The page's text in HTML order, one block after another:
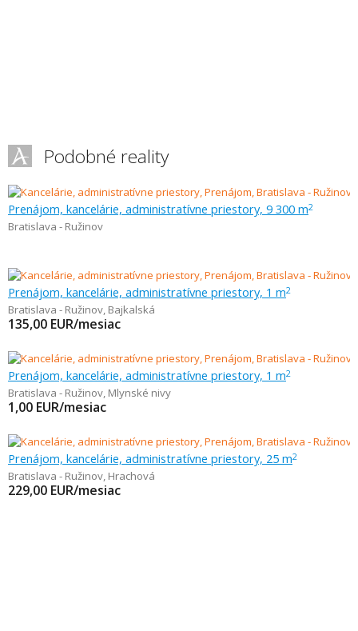
Podobné reality
Prenájom, kancelárie, administratívne priestory, 9 300 m2
Bratislava - Ružinov
Prenájom, kancelárie, administratívne priestory, 1 m2
Bratislava - Ružinov, Bajkalská
135,00 EUR/mesiac
Prenájom, kancelárie, administratívne priestory, 1 m2
Bratislava - Ružinov, Mlynské nivy
1,00 EUR/mesiac
Prenájom, kancelárie, administratívne priestory, 25 m2
Bratislava - Ružinov, Hrachová
229,00 EUR/mesiac